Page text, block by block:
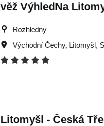
věž VýhledNa
Rozhledny
Východní Čechy, Litomyšl,
Litomyšl - Česká